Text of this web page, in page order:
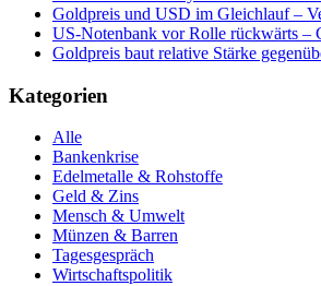
Goldpreis und USD im Gleichlauf –
US-Notenbank vor Rolle rückwärts –
Goldpreis baut relative Stärke
Kategorien
Alle
Bankenkrise
Edelmetalle & Rohstoffe
Geld & Zins
Mensch & Umwelt
Münzen & Barren
Tagesgespräch
Wirtschaftspolitik